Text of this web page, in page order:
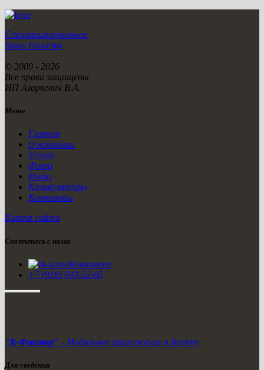
Специализированное
Бюро Наладки
© 2009 - 2026
Все права защищены
ИП Азаркевич В.А.
Меню
Главная
О компании
Услуги
Фото
Инфо
Калькуляторы
Контакты
Карта сайта
Свяжитесь с нами
вКонтакте
+7 (918) 943-52-05
"К-Фактор" - Мобильное приложение в Rustore
Для сведения